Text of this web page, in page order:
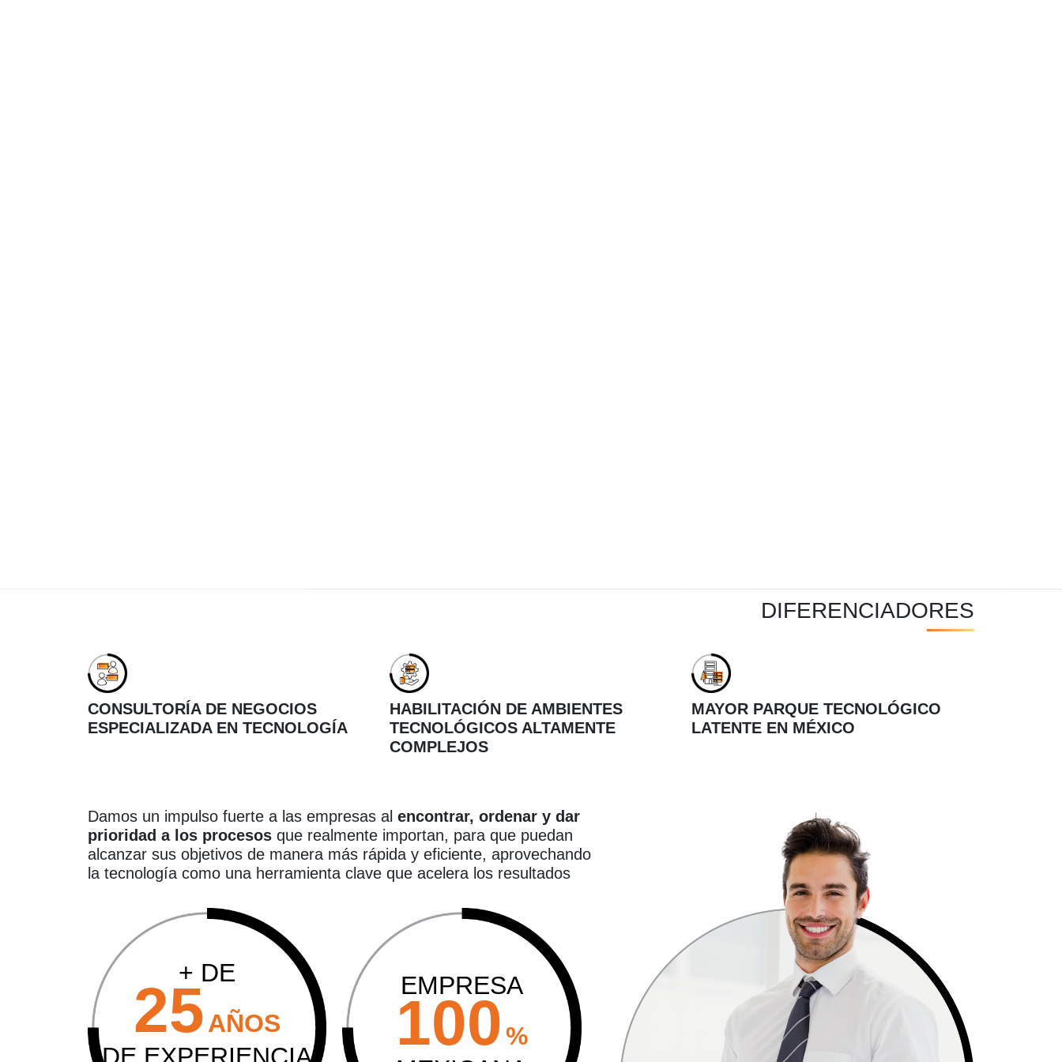
DIFERENCIADORES
CONSULTORÍA DE NEGOCIOS
ESPECIALIZADA EN TECNOLOGÍA
HABILITACIÓN DE AMBIENTES
TECNOLÓGICOS ALTAMENTE
COMPLEJOS
MAYOR PARQUE TECNOLÓGICO
LATENTE EN MÉXICO
Damos un impulso fuerte a las empresas al encontrar, ordenar y dar
prioridad a los procesos que realmente importan, para que puedan
alcanzar sus objetivos de manera más rápida y eficiente, aprovechando
la tecnología como una herramienta clave que acelera los resultados
+ DE
25AÑOS
EMPRESA
100%